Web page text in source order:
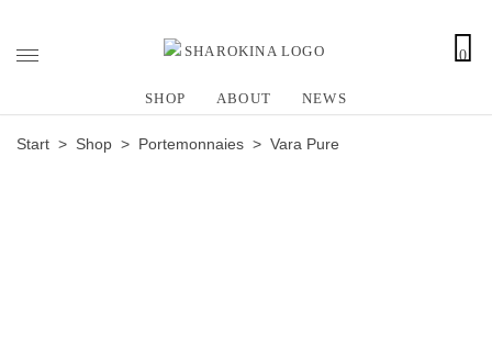
Z
I
0
SHOP ABOUT NEWS
Start > Shop > Portemonnaies > Vara Pure